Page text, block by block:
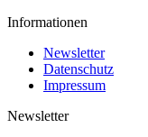
Informationen
Newsletter
Datenschutz
Impressum
Newsletter